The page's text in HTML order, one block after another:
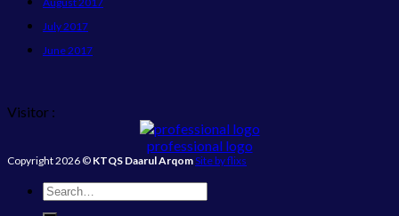
July 2017
June 2017
Visitor :
professional logo
Copyright 2026 © KTQS Daarul ArqomSite by flixs